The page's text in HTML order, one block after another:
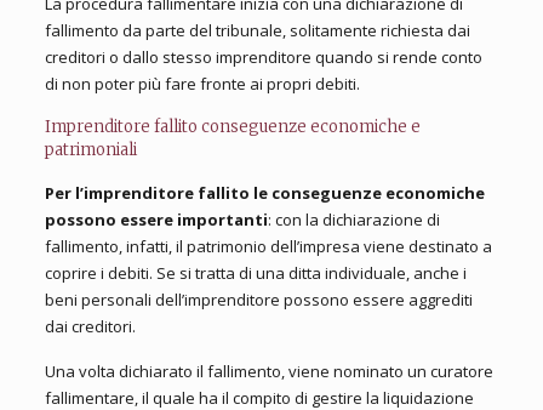
fallimento da parte del tribunale, solitamente richiesta dai
creditori o dallo stesso imprenditore quando si rende conto
di non poter più fare fronte ai propri debiti.
Imprenditore fallito conseguenze economiche e
patrimoniali
Per l’imprenditore fallito le conseguenze economiche
possono essere importanti: con la dichiarazione di
fallimento, infatti, il patrimonio dell’impresa viene destinato a
coprire i debiti. Se si tratta di una ditta individuale, anche i
beni personali dell’imprenditore possono essere aggrediti
dai creditori.
Una volta dichiarato il fallimento, viene nominato un curatore
fallimentare, il quale ha il compito di gestire la liquidazione